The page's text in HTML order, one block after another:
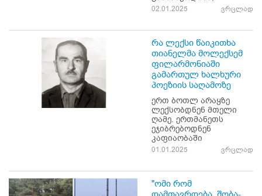
02.01.2025 ვრცლად
რა ლექსი წაიკითხა
თიანელმა მოლექსემ
ფილარმონიაში
გამართულ ხალხური
პოეზიის საღამოზე
ერთ ბოთლ არაყზე
ლექსობდნენ მთელი
ღამე. ერთმანეთს
ეჯიბრებოდნენ
კაფიაობაში
01.01.2025 ვრცლად
"ომი რომ